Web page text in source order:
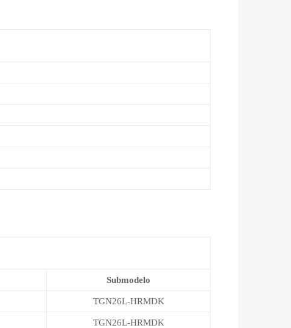
Submodelo
TGN26L-HRMDK
TGN26L-HRMDK